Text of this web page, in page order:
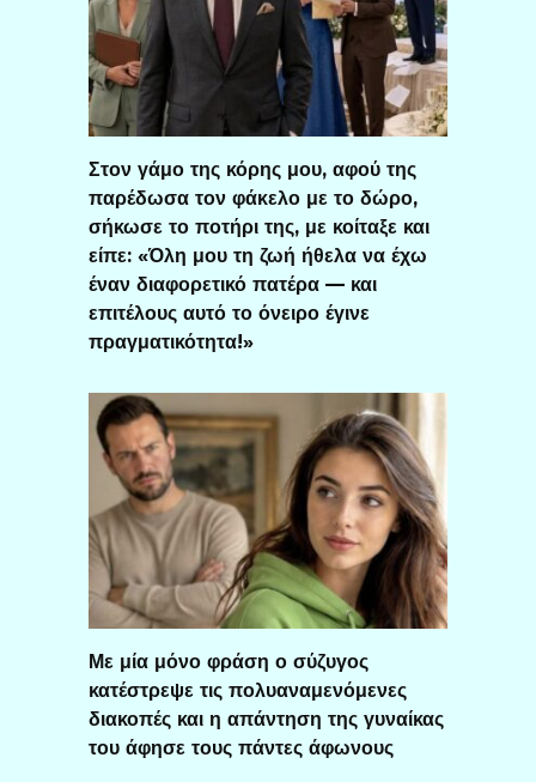
Στον γάμο της κόρης μου, αφού της
παρέδωσα τον φάκελο με το δώρο,
σήκωσε το ποτήρι της, με κοίταξε και
είπε: «Όλη μου τη ζωή ήθελα να έχω
έναν διαφορετικό πατέρα — και
επιτέλους αυτό το όνειρο έγινε
πραγματικότητα!»
Με μία μόνο φράση ο σύζυγος
κατέστρεψε τις πολυαναμενόμενες
διακοπές και η απάντηση της γυναίκας
του άφησε τους πάντες άφωνους